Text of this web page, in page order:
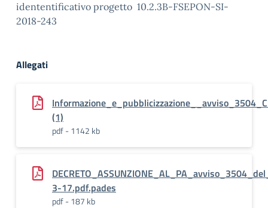
idententificativo progetto 10.2.3B-FSEPON-SI-
2018-243
Allegati
(1)
pdf - 1142 kb
3-17.pdf.pades
pdf - 187 kb